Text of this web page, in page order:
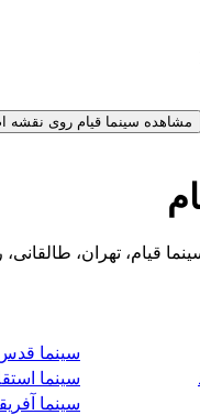
قیام، تهران،
سینما
سینما
سینما